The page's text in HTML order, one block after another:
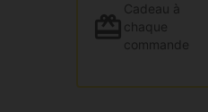
Cadeau à
chaque
commande